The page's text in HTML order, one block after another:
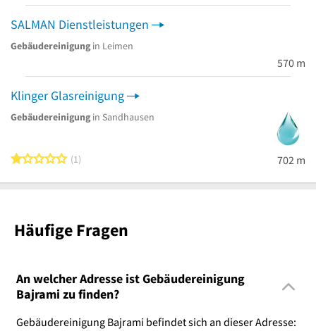
SALMAN Dienstleistungen
Gebäudereinigung in Leimen
570 m
Klinger Glasreinigung
Gebäudereinigung in Sandhausen
1 von 5 Sternen
1 702 m
Häufige Fragen
An welcher Adresse ist Gebäudereinigung
Bajrami zu finden?
Gebäudereinigung Bajrami befindet sich an dieser Adresse: